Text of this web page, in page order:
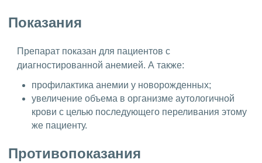
Показания
Препарат показан для пациентов с
диагностированной анемией. А также:
профилактика анемии у новорожденных;
увеличение объема в организме аутологичной
крови с целью последующего переливания этому
же пациенту.
Противопоказания